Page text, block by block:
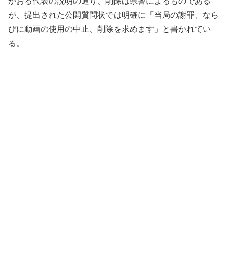
が、提出された公開質問状では明確に「当局の謝罪、なら
びに動画の使用の中止、削除を求めます」と書かれてい
る。